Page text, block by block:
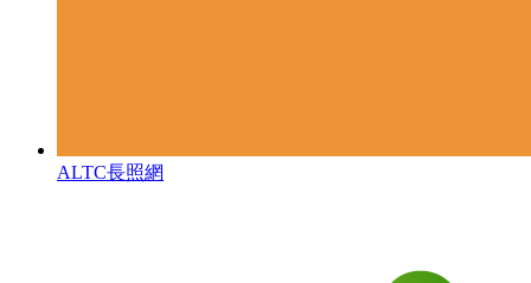
ALTC長照網